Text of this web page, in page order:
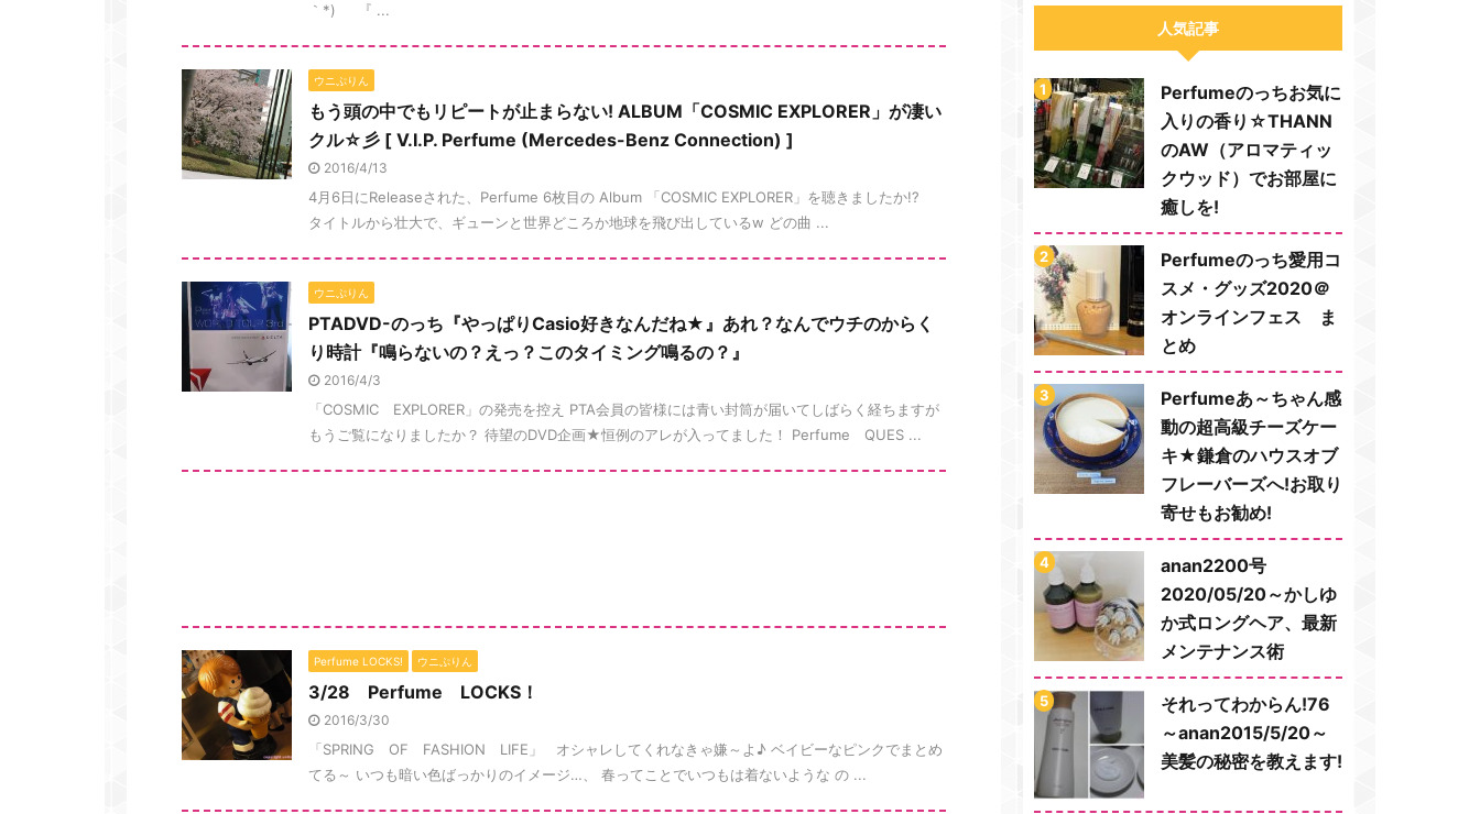
｀*) 『 ...
ウニぷりん
もう頭の中でもリピートが止まらない! ALBUM「COSMIC EXPLORER」が凄い
クル☆彡 [ V.I.P. Perfume (Mercedes-Benz Connection) ]
2016/4/13
4月6日にReleaseされた、Perfume 6枚目の Album 「COSMIC EXPLORER」を聴きましたか!?
タイトルから壮大で、ギューンと世界どころか地球を飛び出しているw どの曲 ...
ウニぷりん
PTADVD-のっち『やっぱりCasio好きなんだね★』あれ？なんでウチのからく
り時計『鳴らないの？えっ？このタイミング鳴るの？』
2016/4/3
「COSMIC EXPLORER」の発売を控え PTA会員の皆様には青い封筒が届いてしばらく経ちますが
もうご覧になりましたか？ 待望のDVD企画★恒例のアレが入ってました！ Perfume QUES ...
Perfume LOCKS! ウニぷりん
3/28 Perfume LOCKS！
2016/3/30
「SPRING OF FASHION LIFE」 オシャレしてくれなきゃ嫌～よ♪ ベイビーなピンクでまとめ
てる～ いつも暗い色ばっかりのイメージ…、 春ってことでいつもは着ないような の ...
人気記事
Perfumeのっちお気に
入りの香り☆THANN
のAW（アロマティッ
クウッド）でお部屋に
癒しを!
Perfumeのっち愛用コ
スメ・グッズ2020＠
オンラインフェス ま
とめ
Perfumeあ～ちゃん感
動の超高級チーズケー
キ★鎌倉のハウスオブ
フレーバーズへ!お取り
寄せもお勧め!
anan2200号
2020/05/20～かしゆ
か式ロングヘア、最新
メンテナンス術
それってわからん!76
～anan2015/5/20～
美髪の秘密を教えます!